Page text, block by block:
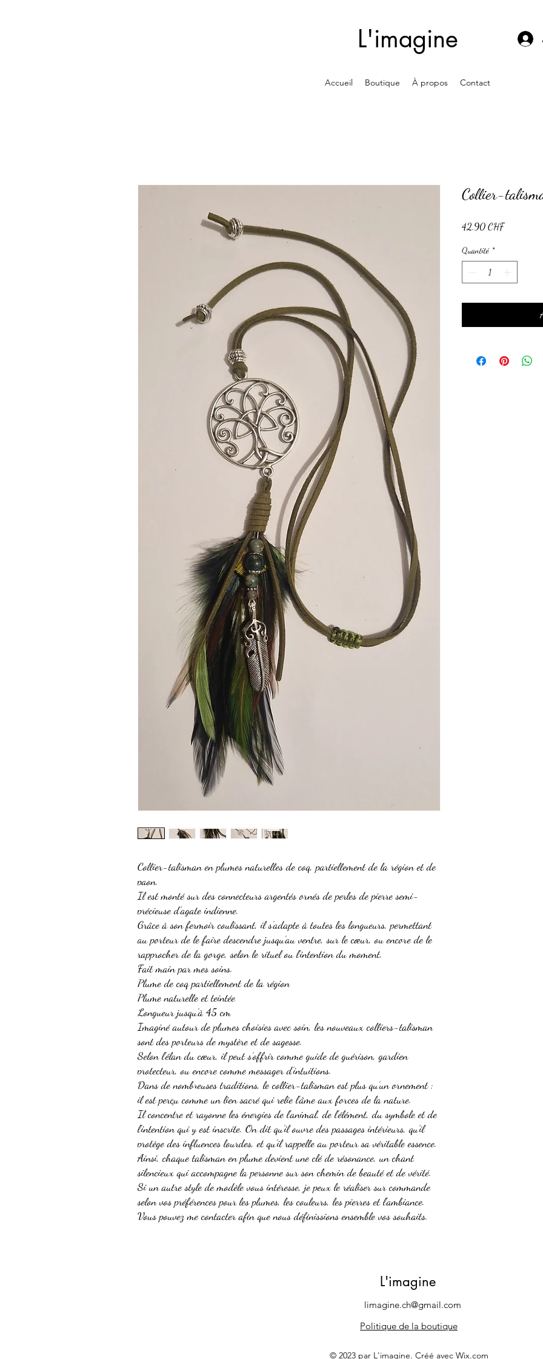
L'imagine
Accueil Boutique À propos Contact
Collier-talisman en plumes naturelles de coq, partiellement de la région et de
paon.
Il est monté sur des connecteurs argentés ornés de perles de pierre semi-
précieuse d'agate indienne.
Grâce à son fermoir coulissant, il s’adapte à toutes les longueurs, permettant
au porteur de le faire descendre jusqu’au ventre, sur le cœur, ou encore de le
rapprocher de la gorge, selon le rituel ou l’intention du moment.
Fait main par mes soins.
Plume de coq partiellement de la région
Plume naturelle et teintée
Longueur jusqu'à 45 cm
Imaginé autour de plumes choisies avec soin, les nouveaux colliers-talisman
sont des porteurs de mystère et de sagesse.
Selon l’élan du cœur, il peut s’offrir comme guide de guérison, gardien
protecteur, ou encore comme messager d’intuitions.
Dans de nombreuses traditions, le collier-talisman est plus qu’un ornement :
il est perçu comme un lien sacré qui relie l’âme aux forces de la nature.
Il concentre et rayonne les énergies de l’animal, de l’élément, du symbole et de
l'intention qui y est inscrite. On dit qu’il ouvre des passages intérieurs, qu’il
protège des influences lourdes, et qu’il rappelle au porteur sa véritable essence.
Ainsi, chaque talisman en plume devient une clé de résonance, un chant
silencieux qui accompagne la personne sur son chemin de beauté et de vérité.
Si un autre style de modèle vous intéresse, je peux le réaliser sur commande
selon vos préférences pour les plumes, les couleurs, les pierres et l'ambiance.
Vous pouvez me contacter afin que nous définissions ensemble vos souhaits.
Collier-
42.90 CHFPrix
Quantité *
L'imagine
limagine.ch@gmail.com
Politique de la boutique
© 2023 par L'imagine. Créé avec Wix.com